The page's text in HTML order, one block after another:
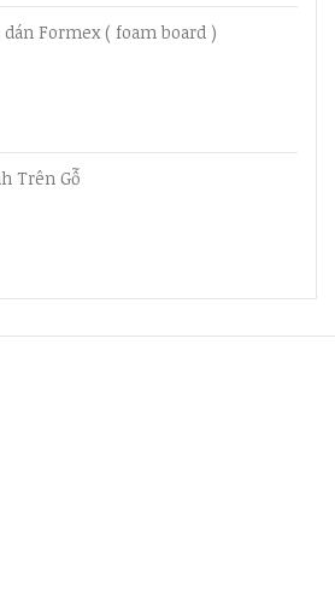
dán Formex ( foam board )
Trên Gỗ